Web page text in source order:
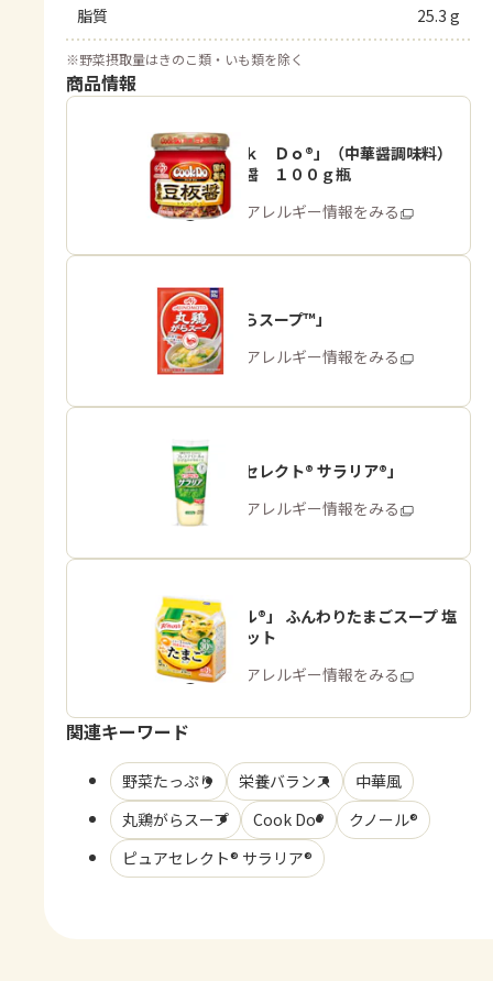
脂質 25.3 g
※野菜摂取量はきのこ類・いも類を除く
商品情報
「Ｃｏｏｋ Ｄｏ®」（中華醤調味料）
熟成豆板醤 １００ｇ瓶
商品・アレルギー情報をみる
「丸鶏がらスープ™」
商品・アレルギー情報をみる
「ピュアセレクト® サラリア®」
商品・アレルギー情報をみる
「クノール®」 ふんわりたまごスープ 塩
分30％カット
商品・アレルギー情報をみる
関連キーワード
野菜たっぷり 栄養バランス
中華風
丸鶏がらスープ
Cook Do®
クノール®
ピュアセレクト® サラリア®